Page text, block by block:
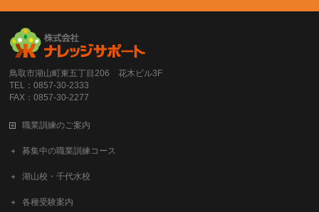
鳥取市湖山町東五丁目206 花木ビル3F
TEL：0857-30-2333
FAX：0857-30-2277
職業訓練のご案内
募集中の職業訓練コース
湖山校・千代水校
各種受験案内